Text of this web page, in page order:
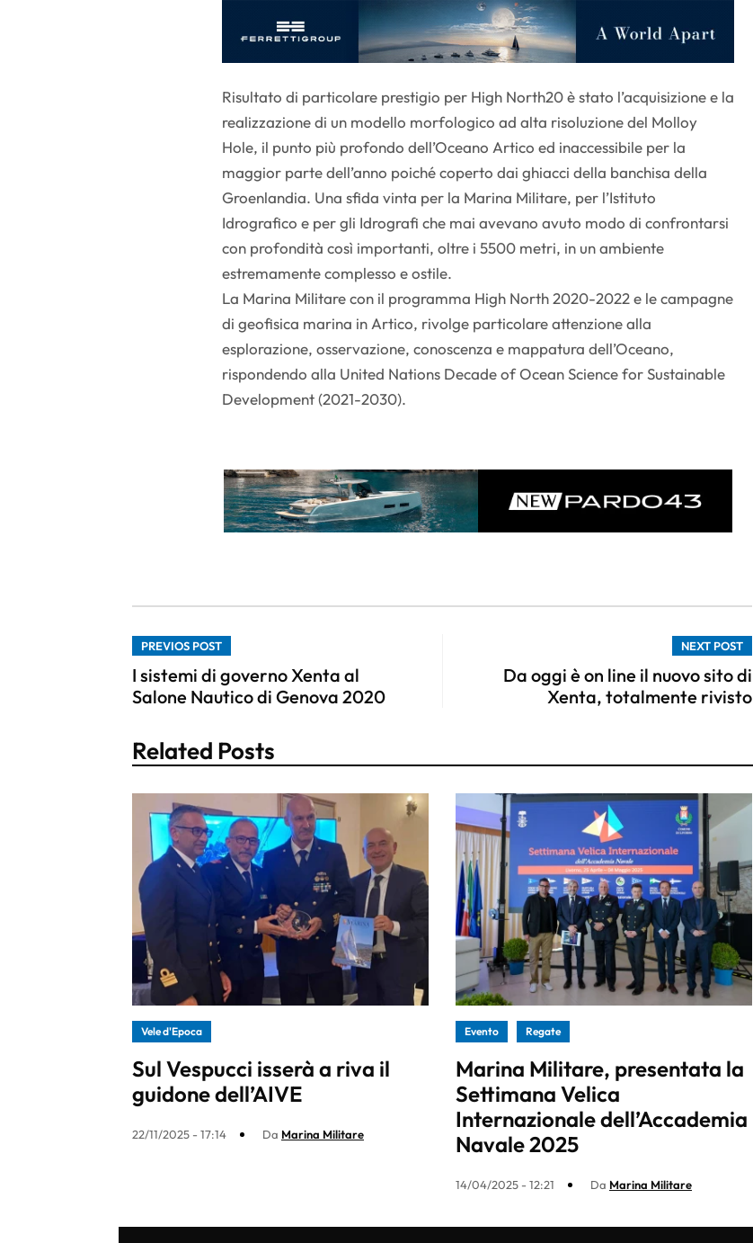
Risultato di particolare prestigio per High North20 è stato l’acquisizione e la
realizzazione di un modello morfologico ad alta risoluzione del Molloy
Hole, il punto più profondo dell’Oceano Artico ed inaccessibile per la
maggior parte dell’anno poiché coperto dai ghiacci della banchisa della
Groenlandia. Una sfida vinta per la Marina Militare, per l’Istituto
Idrografico e per gli Idrografi che mai avevano avuto modo di confrontarsi
con profondità così importanti, oltre i 5500 metri, in un ambiente
estremamente complesso e ostile.
La Marina Militare con il programma High North 2020-2022 e le campagne
di geofisica marina in Artico, rivolge particolare attenzione alla
esplorazione, osservazione, conoscenza e mappatura dell’Oceano,
rispondendo alla United Nations Decade of Ocean Science for Sustainable
Development (2021-2030).
PREVIOS POST
I sistemi di governo Xenta al
Salone Nautico di Genova 2020
NEXT POST
Da oggi è on line il nuovo sito di
Xenta, totalmente rivisto
Related Posts
Vele d'Epoca
Sul Vespucci isserà a riva il
guidone dell’AIVE
22/11/2025 - 17:14 Da Marina Militare
Evento Regate
Marina Militare, presentata la
Settimana Velica
Internazionale dell’Accademia
Navale 2025
14/04/2025 - 12:21 Da Marina Militare